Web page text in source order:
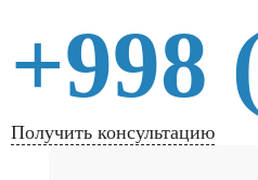
+998
Получить консультацию